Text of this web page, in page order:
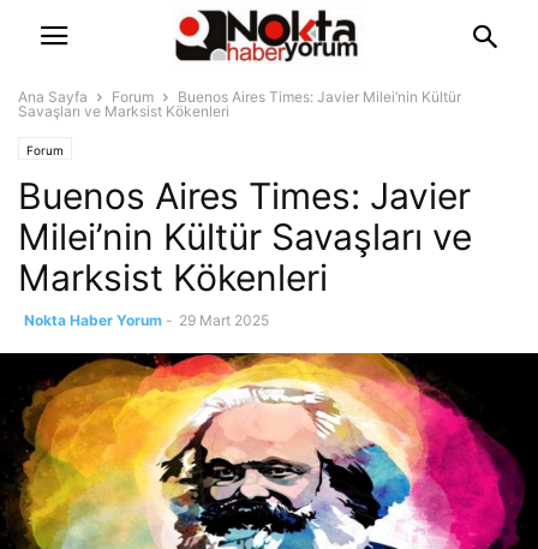
Ana Sayfa Forum
Buenos Aires Times: Javier Milei’nin Kültür
Savaşları ve Marksist Kökenleri
Forum
Buenos Aires Times: Javier
Milei’nin Kültür Savaşları ve
Marksist Kökenleri
Nokta Haber Yorum - 29 Mart 2025